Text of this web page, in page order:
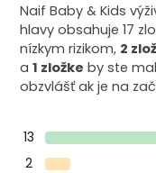
Naif Baby & Kids
hlavy obsahuje 17
nízkym rizikom, 2
a1 zložke by ste
obzvlášť ak je na
13
2